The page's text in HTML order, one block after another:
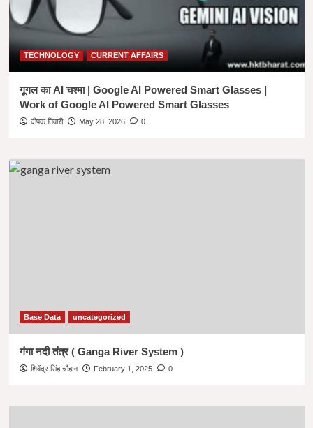
सावधानी
अपनाएं।
TECHNOLOGY CURRENT AFFAIRS
गूगल का AI चश्मा | Google AI Powered Smart Glasses |
Work of Google AI Powered Smart Glasses
दीपक तिवारी May 28, 2026 0
Base Data uncategorized
गंगा नदी तंत्र ( Ganga River System )
शिवेंद्र सिंह चौहान February 1, 2025 0